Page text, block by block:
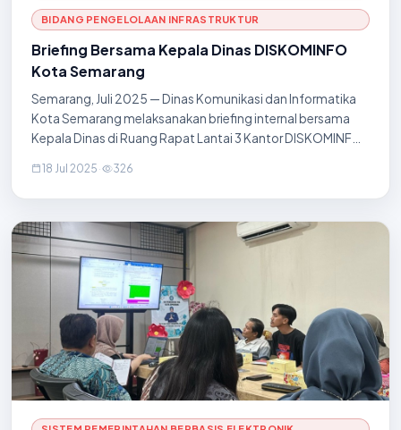
BIDANG PENGELOLAAN INFRASTRUKTUR
Briefing Bersama Kepala Dinas DISKOMINFO
Kota Semarang
Semarang, Juli 2025 — Dinas Komunikasi dan Informatika
Kota Semarang melaksanakan briefing internal bersama
Kepala Dinas di Ruang Rapat Lantai 3 Kantor DISKOMINFO.
menyelaraskan langkah kerja seluruh
18 Jul 2025 · 326